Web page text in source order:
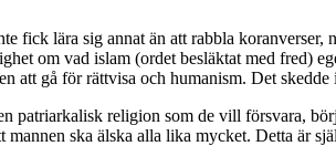
fick lära sig annat än att rabbla
om vad islam (ordet besläktat med fred)
att gå för rättvisa och humanism. Det
patriarkalisk religion som de vill försvara,
ska älska alla lika mycket. Detta är